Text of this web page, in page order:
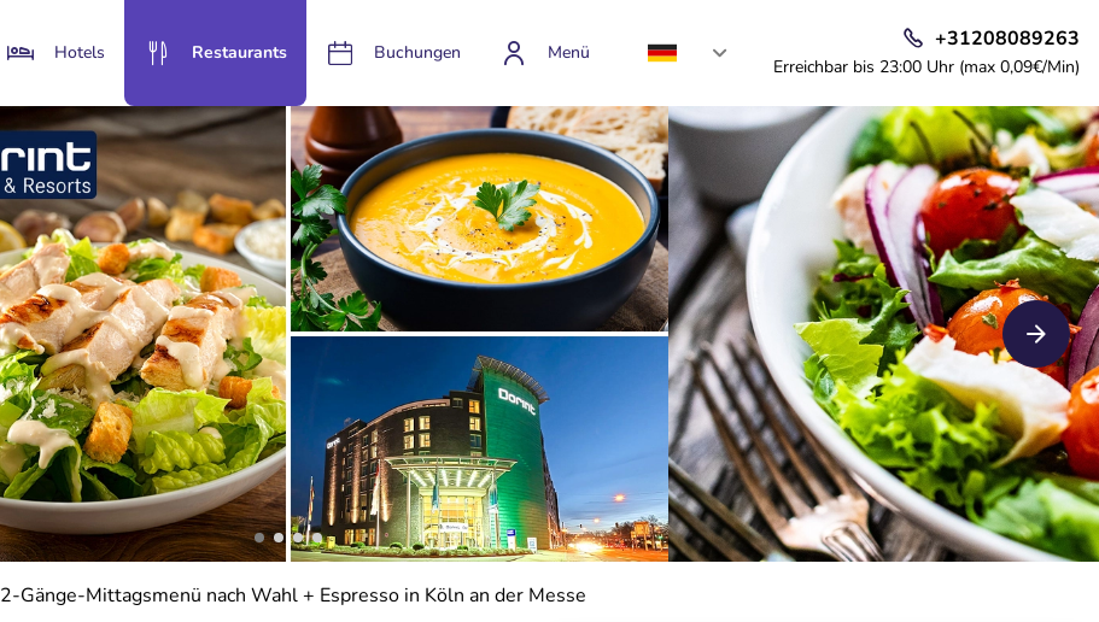
Hotels Restaurants Buchungen Menü
+31208089263
Erreichbar bis 23:00 Uhr (max 0,09€/Min)
2-Gänge-Mittagsmenü nach Wahl + Espresso in Köln an der Messe